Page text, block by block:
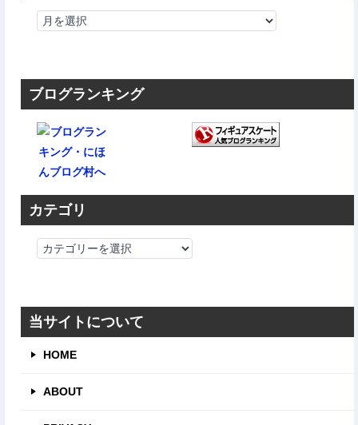
ブログランキング
カテゴリ
カ
リ
当サイトについて
HOME
ABOUT